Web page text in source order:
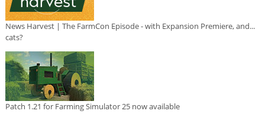
News Harvest | The FarmCon Episode - with Expansion Premiere, and...
cats?
Patch 1.21 for Farming Simulator 25 now available